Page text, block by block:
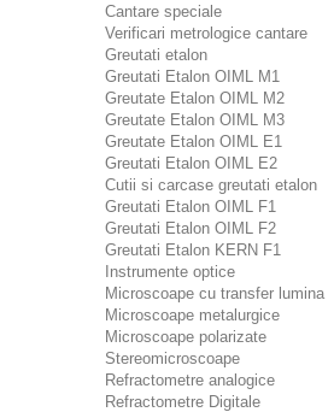
Cantare speciale
Verificari metrologice cantare
Greutati etalon
Greutati Etalon OIML M1
Greutate Etalon OIML M2
Greutate Etalon OIML M3
Greutate Etalon OIML E1
Greutati Etalon OIML E2
Cutii si carcase greutati etalon
Greutati Etalon OIML F1
Greutati Etalon OIML F2
Greutati Etalon KERN F1
Instrumente optice
Microscoape cu transfer lumina
Microscoape metalurgice
Microscoape polarizate
Stereomicroscoape
Refractometre analogice
Refractometre Digitale